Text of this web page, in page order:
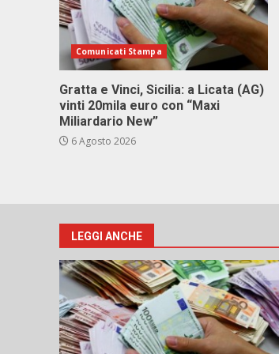
Comunicati Stampa
Gratta e Vinci, Sicilia: a Licata (AG)
vinti 20mila euro con “Maxi
Miliardario New”
6 Agosto 2026
LEGGI ANCHE